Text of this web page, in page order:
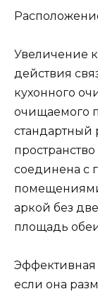
Увеличение
действия
кухонного
очищаемого
стандартный
соединена с
аркой без
площадь
Эффективная
если она